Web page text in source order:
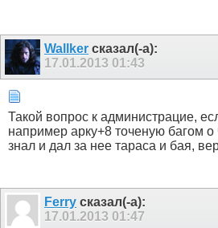
Wallker сказал(-а):
17.01.2013 01:43
Такой вопрос к администрацие,
например арку+8 точеную багом о
знал и дал за нее тараса и бая,
Ferry сказал(-а):
17.01.2013 01:47